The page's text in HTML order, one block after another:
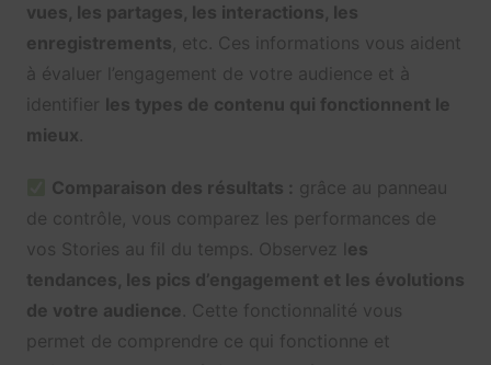
vues, les partages, les interactions, les
enregistrements, etc. Ces informations vous aident
à évaluer l’engagement de votre audience et à
identifier les types de contenu qui fonctionnent le
mieux
Comparaison des résultats : grâce au panneau
de contrôle, vous comparez les performances de
vos Stories au fil du temps. Observez l es
tendances, les pics d’engagement et les évolutions
de votre audience . Cette fonctionnalité vous
permet de comprendre ce qui fonctionne et